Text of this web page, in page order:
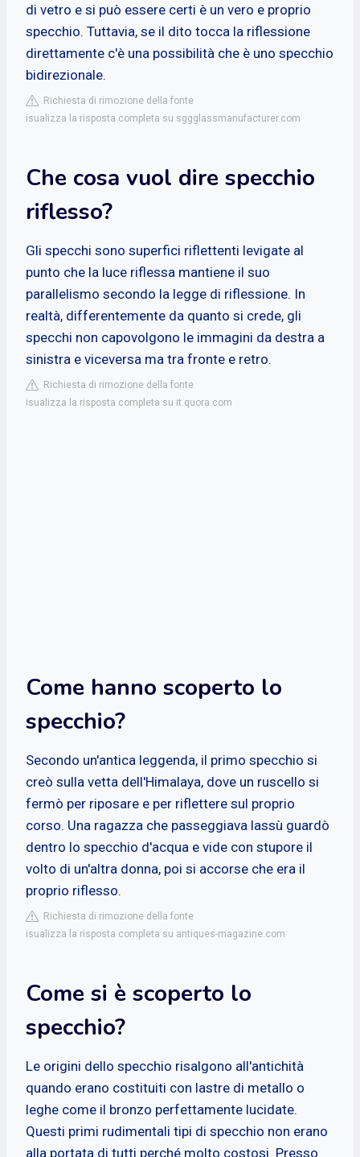
di vetro e si può essere certi è un vero e proprio
specchio. Tuttavia, se il dito tocca la riflessione
direttamente c'è una possibilità che è uno specchio
bidirezionale.
Richiesta di rimozione della fonte
isualizza la risposta completa su sggglassmanufacturer.com
Che cosa vuol dire specchio
riflesso?
Gli specchi sono superfici riflettenti levigate al
punto che la luce riflessa mantiene il suo
parallelismo secondo la legge di riflessione. In
realtà, differentemente da quanto si crede, gli
specchi non capovolgono le immagini da destra a
sinistra e viceversa ma tra fronte e retro.
Richiesta di rimozione della fonte
isualizza la risposta completa su it.quora.com
Come hanno scoperto lo
specchio?
Secondo un'antica leggenda, il primo specchio si
creò sulla vetta dell'Himalaya, dove un ruscello si
fermò per riposare e per riflettere sul proprio
corso. Una ragazza che passeggiava lassù guardò
dentro lo specchio d'acqua e vide con stupore il
volto di un'altra donna, poi si accorse che era il
proprio riflesso.
Richiesta di rimozione della fonte
isualizza la risposta completa su antiques-magazine.com
Come si è scoperto lo
specchio?
Le origini dello specchio risalgono all'antichità
quando erano costituiti con lastre di metallo o
leghe come il bronzo perfettamente lucidate.
Questi primi rudimentali tipi di specchio non erano
alla portata di tutti perché molto costosi. Presso